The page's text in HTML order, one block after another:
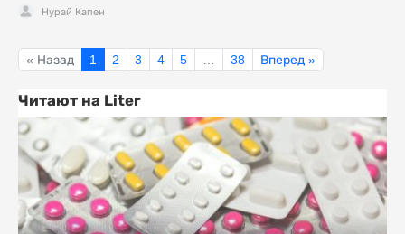
Нурай Капен
« Назад 1 2 3 4 5 38 Вперед »
Читают на Liter